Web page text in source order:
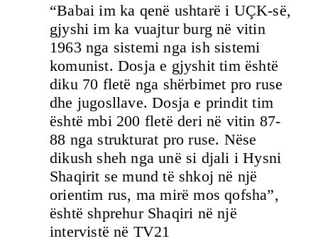
“Babai im ka qenë ushtarë i UÇK-së,
gjyshi im ka vuajtur burg në vitin
1963 nga sistemi nga ish sistemi
komunist. Dosja e gjyshit tim është
diku 70 fletë nga shërbimet pro ruse
dhe jugosllave. Dosja e prindit tim
është mbi 200 fletë deri në vitin 87-
88 nga strukturat pro ruse. Nëse
dikush sheh nga unë si djali i Hysni
Shaqirit se mund të shkoj në një
orientim rus, ma mirë mos qofsha”,
është shprehur Shaqiri në një
intervistë në TV21